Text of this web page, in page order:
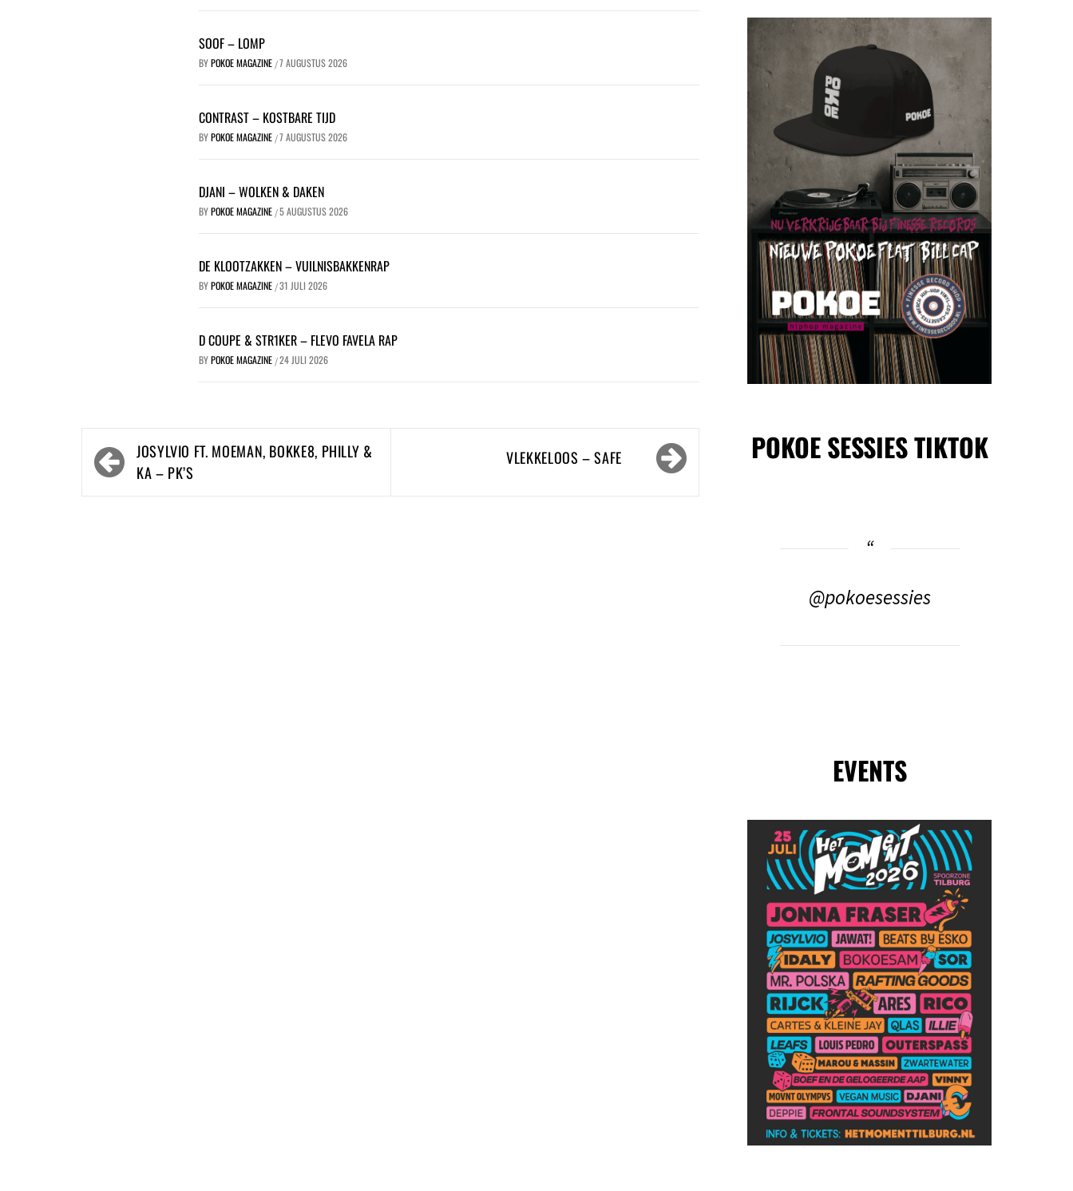
SOOF – LOMP
BYPOKOE MAGAZINE /7 AUGUSTUS 2026
CONTRAST – KOSTBARE TIJD
BYPOKOE MAGAZINE /7 AUGUSTUS 2026
DJANI – WOLKEN & DAKEN
BYPOKOE MAGAZINE /5 AUGUSTUS 2026
DE KLOOTZAKKEN – VUILNISBAKKENRAP
BYPOKOE MAGAZINE /31 JULI 2026
D COUPE & STR1KER – FLEVO FAVELA RAP
BYPOKOE MAGAZINE /24 JULI 2026
Bericht
navigatie
JOSYLVIO FT. MOEMAN, BOKKE8, PHILLY &
KA – PK’S
VLEKKELOOS – SAFE POKOE SESSIES TIKTOK
@pokoesessies
EVENTS